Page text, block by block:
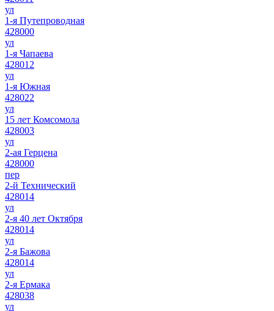
ул
1-я Путепроводная
428000
ул
1-я Чапаева
428012
ул
1-я Южная
428022
ул
15 лет Комсомола
428003
ул
2-ая Герцена
428000
пер
2-й Технический
428014
ул
2-я 40 лет Октября
428014
ул
2-я Бажова
428014
ул
2-я Ермака
428038
ул